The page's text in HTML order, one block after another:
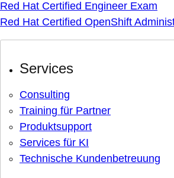
Red Hat Certified Engineer Exam
Red Hat Certified OpenShift
Services
Consulting
Training für Partner
Produktsupport
Services für KI
Technische Kundenbetreuung